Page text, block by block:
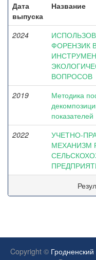
Дата
выпуска
Название
2024
ФОРЕНЗИК
ВОПРОСОВ
2019
Методика
показателей
2022
УЧЕТНО-
МЕХАНИЗМ
Copyright ©